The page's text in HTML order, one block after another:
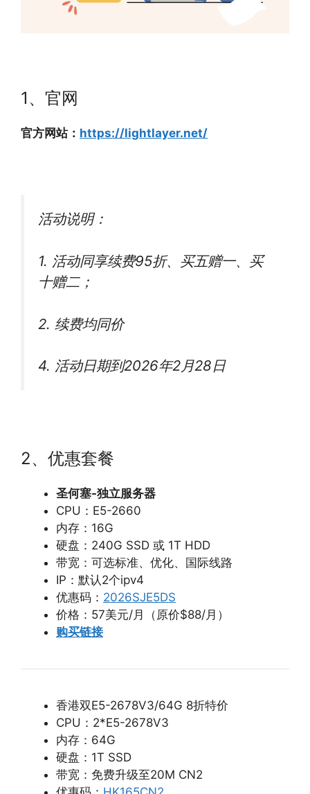
1、官网
官方网站： https://lightlayer.net/
活动说明：
1. 活动同享续费95折、买五赠一、买
十赠二；
2. 续费均同价
4. 活动日期到2026年2月28日
2、优惠套餐
圣何塞-独立服务器
CPU：E5-2660
内存：16G
硬盘：240G SSD 或 1T HDD
带宽：可选标准、优化、国际线路
IP：默认2个ipv4
优惠码： 2026SJE5DS
价格：57美元/月（原价$88/月）
购买链接
香港双E5-2678V3/64G 8折特价
CPU：2*E5-2678V3
内存：64G
硬盘：1T SSD
带宽：免费升级至20M CN2